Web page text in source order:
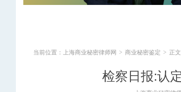
当前位置： 上海商业秘密律师网 > 商业秘密鉴定 > 正文
检察日报:认